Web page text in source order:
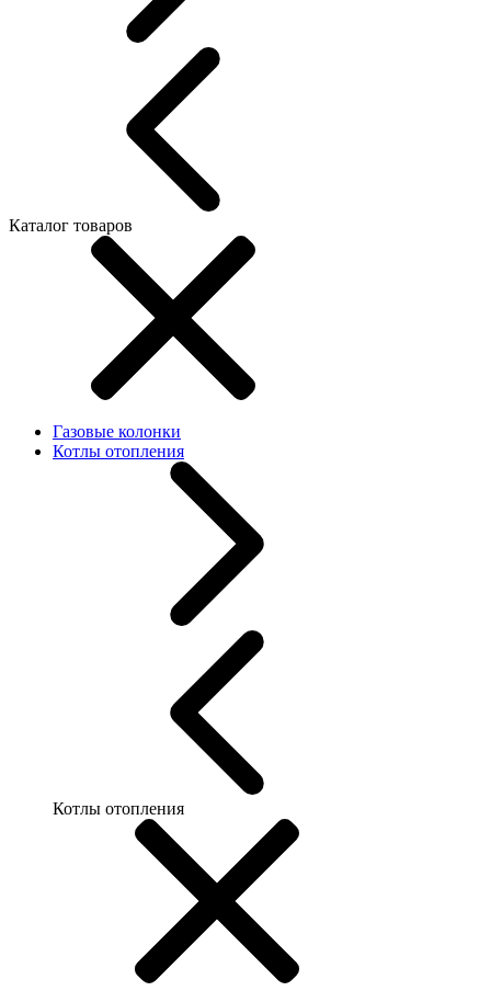
Каталог товаров
Газовые колонки
Котлы отопления
Котлы отопления